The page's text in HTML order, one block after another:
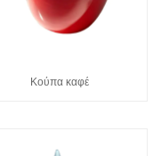
Κούπα καφέ